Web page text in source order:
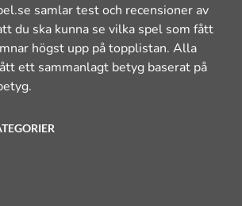
samlar test och recensioner av
du ska kunna se vilka spel som fått
högst upp på topplistan. Alla
ett sammanlagt betyg baserat på